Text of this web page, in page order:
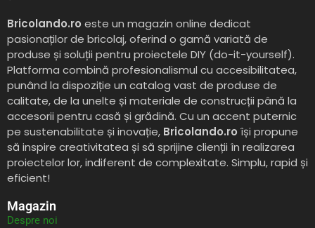
Bricolando.ro este un magazin online dedicat
pasionaților de bricolaj, oferind o gamă variată de
produse și soluții pentru proiectele DIY (do-it-yourself).
Platforma combină profesionalismul cu accesibilitatea,
punând la dispoziție un catalog vast de produse de
calitate, de la unelte și materiale de construcții până la
accesorii pentru casă și grădină. Cu un accent puternic
pe sustenabilitate și inovație, Bricolando.ro își propune
să inspire creativitatea și să sprijine clienții în realizarea
proiectelor lor, indiferent de complexitate. Simplu, rapid și
eficient!
Magazin
Despre noi